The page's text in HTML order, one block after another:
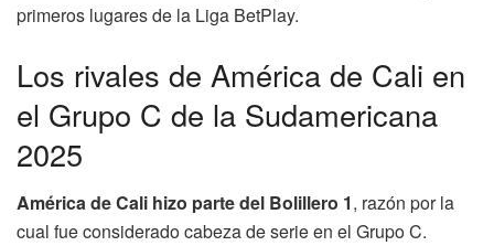
primeros lugares de la Liga BetPlay.
Los rivales de América de Cali en
el Grupo C de la Sudamericana
2025
América de Cali hizo parte del Bolillero 1, razón por la
cual fue considerado cabeza de serie en el Grupo C.